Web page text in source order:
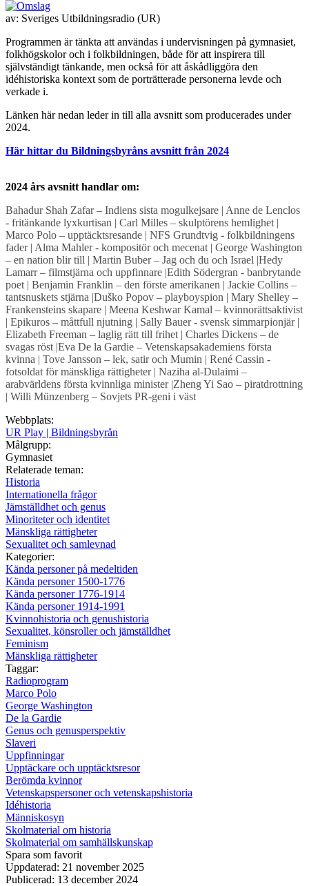
av: Sveriges Utbildningsradio (UR)
Programmen är tänkta att användas i undervisningen på gymnasiet,
folkhögskolor och i folkbildningen, både för att inspirera till
självständigt tänkande, men också för att åskådliggöra den
idéhistoriska kontext som de porträtterade personerna levde och
verkade i.
Länken här nedan leder in till alla avsnitt som producerades under
2024.
Här hittar du Bildningsbyråns avsnitt från 2024
2024 års avsnitt handlar om:
Bahadur Shah Zafar – Indiens sista mogulkejsare | Anne de Lenclos
- fritänkande lyxkurtisan | Carl Milles – skulptörens hemlighet |
Marco Polo – upptäcktsresande | NFS Grundtvig - folkbildningens
fader | Alma Mahler - kompositör och mecenat | George Washington
– en nation blir till | Martin Buber – Jag och du och Israel |Hedy
Lamarr – filmstjärna och uppfinnare |Edith Södergran - banbrytande
poet | Benjamin Franklin – den förste amerikanen | Jackie Collins –
tantsnuskets stjärna |Duško Popov – playboyspion | Mary Shelley –
Frankensteins skapare | Meena Keshwar Kamal – kvinnorättsaktivist
| Epikuros – måttfull njutning | Sally Bauer - svensk simmarpionjär |
Elizabeth Freeman – laglig rätt till frihet | Charles Dickens – de
svagas röst |Eva De la Gardie – Vetenskapsakademiens första
kvinna | Tove Jansson – lek, satir och Mumin | René Cassin -
fotsoldat för mänskliga rättigheter | Naziha al-Dulaimi –
arabvärldens första kvinnliga minister |Zheng Yi Sao – piratdrottning
| Willi Münzenberg – Sovjets PR-geni i väst
Webbplats:
UR Play | Bildningsbyrån
Målgrupp:
Gymnasiet
Relaterade teman:
Historia
Internationella frågor
Jämställdhet och genus
Minoriteter och identitet
Mänskliga rättigheter
Sexualitet och samlevnad
Kategorier:
Kända personer på medeltiden
Kända personer 1500-1776
Kända personer 1776-1914
Kända personer 1914-1991
Kvinnohistoria och genushistoria
Sexualitet, könsroller och jämställdhet
Feminism
Mänskliga rättigheter
Taggar:
Radioprogram
Marco Polo
George Washington
De la Gardie
Genus och genusperspektiv
Slaveri
Uppfinningar
Upptäckare och upptäcktsresor
Berömda kvinnor
Vetenskapspersoner och vetenskapshistoria
Idéhistoria
Människosyn
Skolmaterial om historia
Skolmaterial om samhällskunskap
Spara som favorit
Uppdaterad: 21 november 2025
Publicerad: 13 december 2024